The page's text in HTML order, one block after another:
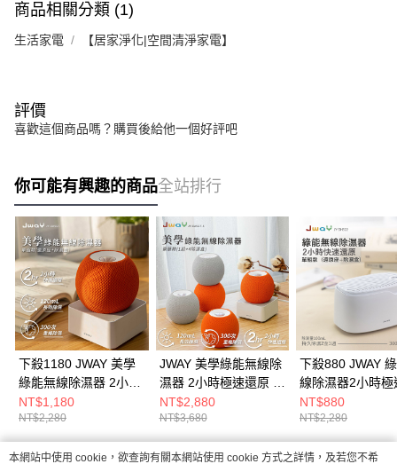
商品相關分類 (1)
生活家電 【居家淨化|空間清淨家電】
評價
喜歡這個商品嗎？購買後給他一個好評吧
你可能有興趣的商品全站排行
下殺1180 JWAY 美學
綠能無線除濕器 2小時
極速還原/除濕器/防潮
機/無線除濕器
NT$1,180
NT$2,280
JWAY 美學綠能無線除
濕器 2小時極速還原 1
組+4除濕盒/除濕器/防
潮機/無線除濕器
NT$2,880
NT$3,680
下殺880 JWAY
線除濕器2小時極
原/除濕機/衣櫃除
濕盒 26Aug001
NT$880
NT$2,280
本網站中使用 cookie，欲查詢有關本網站使用 cookie 方式之詳情，及若您不希